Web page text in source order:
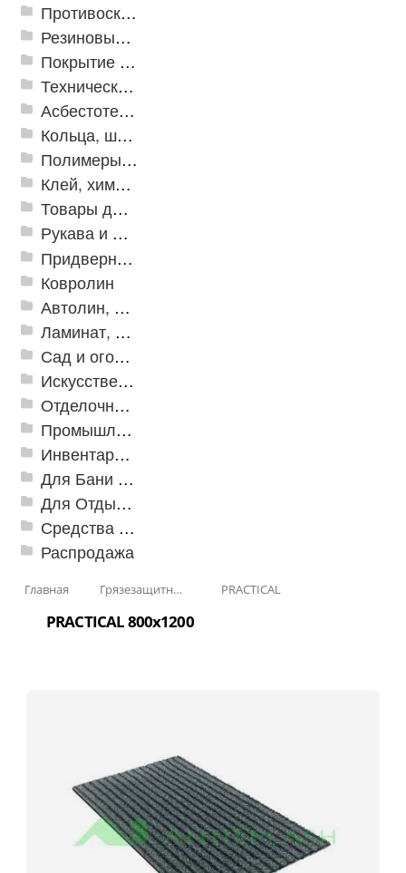
Противоскользящая защита для лестниц, профили, ленты
Резиновые и ПВХ дорожки
Покрытие из резиновой крошки
Техническая резина
Асбестотехнические и теплоизоляционные материалы
Кольца, шайбы, манжеты
Полимеры и пластики
Клей, химия, сопутствующие товары
Товары для дома
Рукава и шланги промышленные
Придверные решетки
Ковролин
Автолин, Транслин, Линолеум
Ламинат, Кварцвиниловая плитка SPC
Сад и огород
Искусственная трава
Отделочные профили
Промышленный текстиль
Инвентарь для клининга
Для Бани и Сауны
Для Отдыха и Пикника
Средства от насекомых и садовых вредителей
Распродажа
Главная Грязезащитные, влаговпитывающие покрытия PRACTICAL
PRACTICAL 800х1200